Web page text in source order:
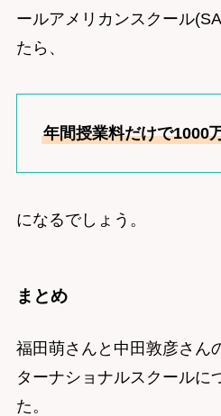
ールアメリカンスクール
たら、
年間授業料だけで1000
になるでしょう。
まとめ
福田萌さんと中田敦彦さん
ターナショナルスクールに
た。